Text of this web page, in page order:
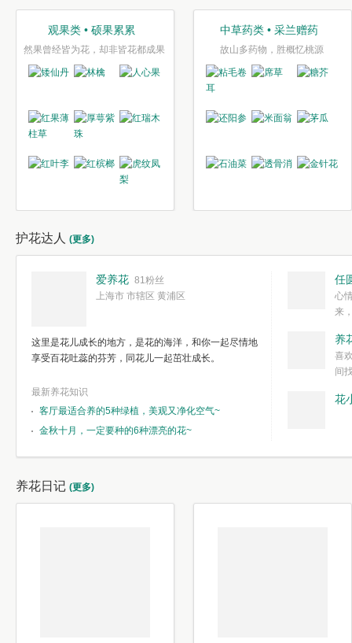
观果类 • 硕果累累
然果曾经皆为花，却非皆花都成果
中草药类 • 采兰赠药
故山多药物，胜概忆桃源
护花达人 (更多)
爱养花 81粉丝
上海市 市辖区 黄浦区
这里是花儿成长的地方，是花的海洋，和你一起尽情地
享受百花吐蕊的芬芳，同花儿一起茁壮成长。
最新养花知识
客厅最适合养的5种绿植，美观又净化空气~
金秋十月，一定要种的6种漂亮的花~
任
心
来
简单愉快的心
我们自己复杂
养
喜
间
花
养花日记 (更多)